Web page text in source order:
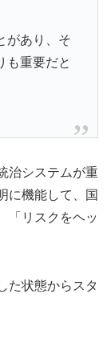
があり、そ
も重要だと
治システムが重
に機能して、国
「リスクをヘッ
た状態からスタ